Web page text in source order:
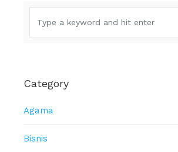
Category
Agama
Bisnis